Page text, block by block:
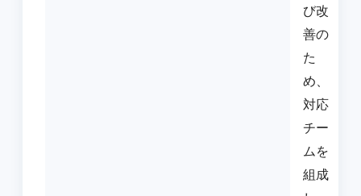
び改
善の
た
め、
対応
チー
ムを
組成